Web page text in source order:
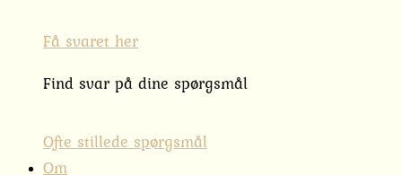
Få svaret her
Find svar på dine spørgsmål
Ofte stillede spørgsmål
Om